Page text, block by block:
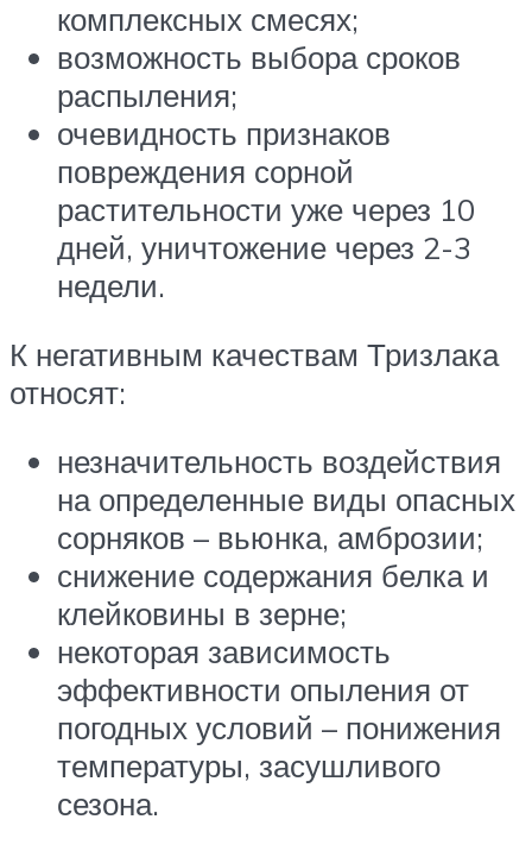
комплексных смесях;
возможность выбора сроков
распыления;
очевидность признаков
повреждения сорной
растительности уже через 10
дней, уничтожение через 2-3
недели.
К негативным качествам Тризлака
относят:
незначительность воздействия
на определенные виды опасных
сорняков – вьюнка, амброзии;
снижение содержания белка и
клейковины в зерне;
некоторая зависимость
эффективности опыления от
погодных условий – понижения
температуры, засушливого
сезона.